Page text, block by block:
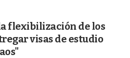
flexibilización de los
visas de estudio